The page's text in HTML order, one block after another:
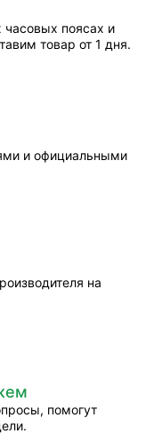
поясах и
товар от 1 дня.
и официальными
на
помогут